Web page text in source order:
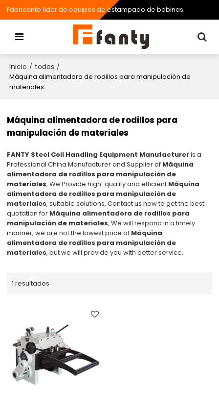
Fabricante líder de equipos de estampado de bobinas
Inicio / todos /
Máquina alimentadora de rodillos para manipulación de
materiales
Máquina alimentadora de rodillos para
manipulación de materiales
FANTY Steel Coil Handling Equipment Manufactureris a
Professional China Manufacturer and Supplier of Máquina
alimentadora de rodillos para manipulación de
materiales, We Provide high-quality and efficient Máquina
alimentadora de rodillos para manipulación de
materiales, suitable solutions, Contact us now to get the best
quotation for Máquina alimentadora de rodillos para
manipulación de materiales, We will respond in a timely
manner, we are not the lowest price of Máquina
alimentadora de rodillos para manipulación de
materiales, but we will provide you with better service.
1 resultados